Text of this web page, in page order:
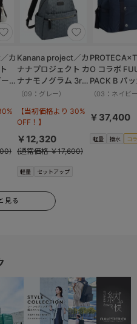
カ
バ
軽量 セットアップ
Kanana project／カ
ナナプロジェクト カ
ナナモノグラム 3rd
リュックサック
（09：グレー）
【当初価格より 30%
OFF！】
￥12,320
(通常価格 ￥17,600)
軽量 撥水 コ
O コラボ
PACK B パ
ボストンバ
13002
（03：ネイビ
￥37,400
見る